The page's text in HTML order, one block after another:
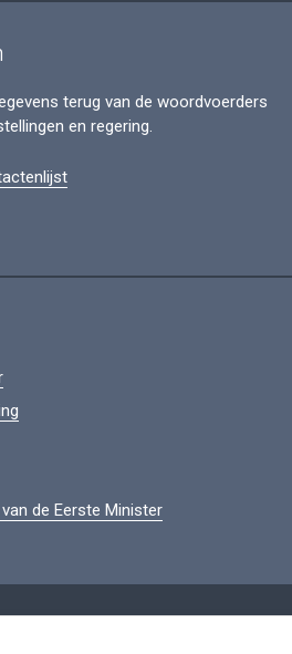
terug van de woordvoerders
en regering.
de Eerste Minister